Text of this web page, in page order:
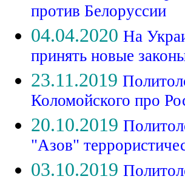
против Белоруссии
04.04.2020 На
принять новые
23.11.2019
Коломойского про
20.10.2019
"Азов"
03.10.2019